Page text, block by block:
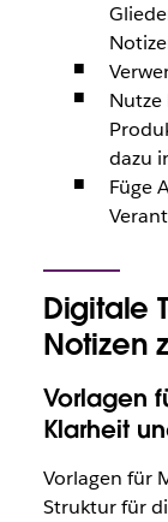
dazu
Füge
Digitale
Notizen
Vorlagen
Klarheit
Vorlagen für
Struktur für